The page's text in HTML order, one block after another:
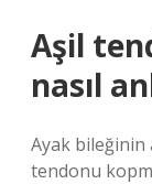
Aşil
nasıl
Ayak bileğinin
tendonu